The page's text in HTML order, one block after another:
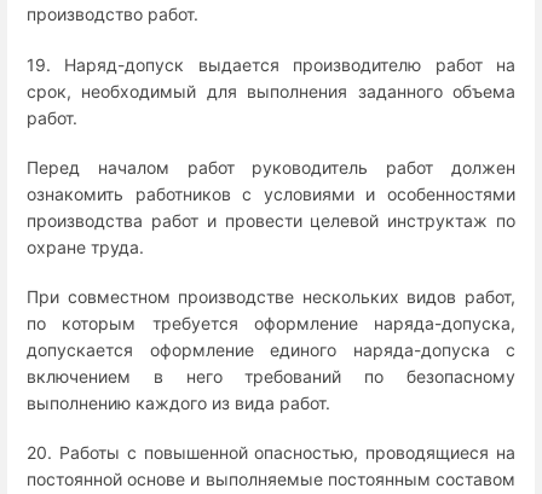
производство работ.
19. Наряд-допуск выдается производителю работ на
срок, необходимый для выполнения заданного объема
работ.
Перед началом работ руководитель работ должен
ознакомить работников с условиями и особенностями
производства работ и провести целевой инструктаж по
охране труда.
При совместном производстве нескольких видов работ,
по которым требуется оформление наряда-допуска,
допускается оформление единого наряда-допуска с
включением в него требований по безопасному
выполнению каждого из вида работ.
20. Работы с повышенной опасностью, проводящиеся на
постоянной основе и выполняемые постоянным составом